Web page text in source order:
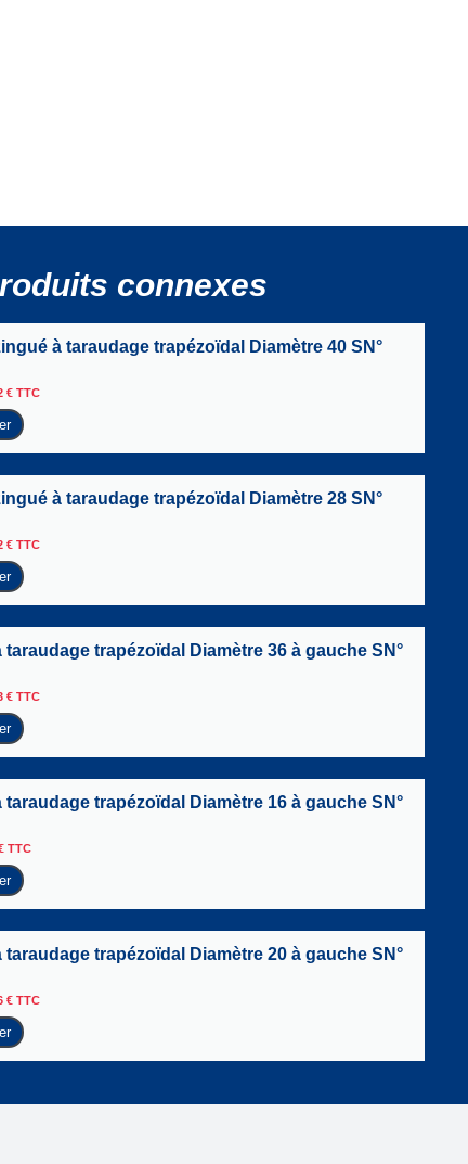
connexes
à taraudage trapézoïdal Diamètre 40 SN°
€ TTC
à taraudage trapézoïdal Diamètre 28 SN°
€ TTC
taraudage trapézoïdal Diamètre 36 à gauche SN°
€ TTC
taraudage trapézoïdal Diamètre 16 à gauche SN°
TTC
taraudage trapézoïdal Diamètre 20 à gauche SN°
€ TTC